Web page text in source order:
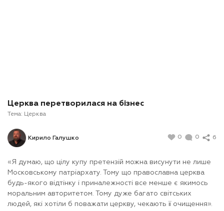
Церква перетворилася на бізнес
Тема: Церква
Кирило Галушко 0 0 6
«Я думаю, що цілу купу претензій можна висунути не лише
Московському патріархату. Тому що православна церква
будь-якого відтінку і приналежності все менше є якимось
моральним авторитетом. Тому дуже багато світських
людей, які хотіли б поважати церкву, чекають її очищення».